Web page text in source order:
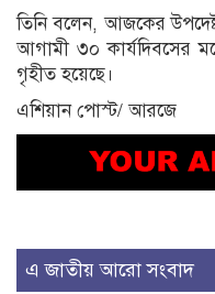
তিনি বলেন, আজকের
আগামী ৩০ কার্যদিবসের
গৃহীত হয়েছে।
এশিয়ান পোস্ট/ আরজে
এ জাতীয় আরো সংবাদ